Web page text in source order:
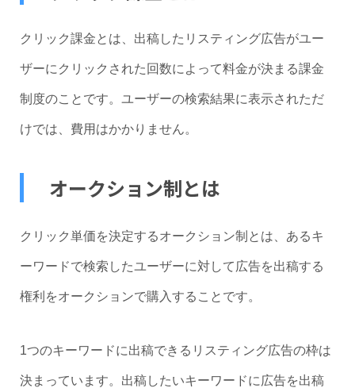
クリック課金とは、出稿したリスティング広告がユー
ザーにクリックされた回数によって料金が決まる課金
制度のことです。ユーザーの検索結果に表示されただ
けでは、費用はかかりません。
オークション制とは
クリック単価を決定するオークション制とは、あるキ
ーワードで検索したユーザーに対して広告を出稿する
権利をオークションで購入することです。
1つのキーワードに出稿できるリスティング広告の枠は
決まっています。出稿したいキーワードに広告を出稿